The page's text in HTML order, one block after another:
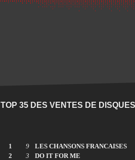
TOP 35 DES VENTES DE
1 9 LES CHANSONS FRANCAISES
2
3 DO IT FOR ME